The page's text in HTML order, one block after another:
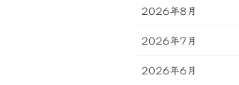
2026年8月
2026年7月
2026年6月